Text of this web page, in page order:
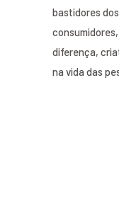
bastidores
diferença,
na vida das